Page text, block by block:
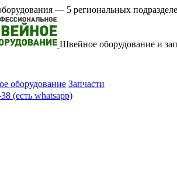
— 5 региональных
Швейное оборудование и
оборудование Запчасти
(есть whatsapp)